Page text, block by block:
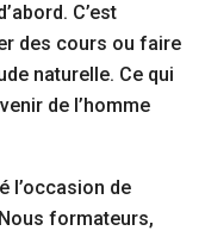
C’est
des cours ou faire
naturelle. Ce qui
de l’homme
l’occasion de
formateurs,